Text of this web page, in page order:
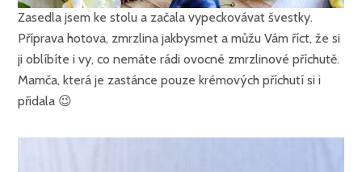
Zasedla jsem ke stolu a začala vypeckovávat švestky.
Příprava hotova, zmrzlina jakbysmet a můžu Vám říct, že si
ji oblíbíte i vy, co nemáte rádi ovocné zmrzlinové příchutě.
Mamča, která je zastánce pouze krémových příchutí si i
přidala 😉